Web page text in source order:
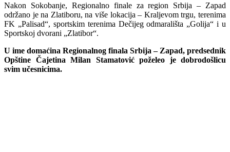
Nakon Sokobanje, Regionalno finale za region Srbija – Zapad
održano je na Zlatiboru, na više lokacija – Kraljevom trgu, terenima
FK „Palisad“, sportskim terenima Dečijeg odmarališta „Golija“ i u
Sportskoj dvorani „Zlatibor“.
U ime domaćina Regionalnog finala Srbija – Zapad, predsednik
Opštine Čajetina Milan Stamatović poželeo je dobrodošlicu
svim učesnicima.